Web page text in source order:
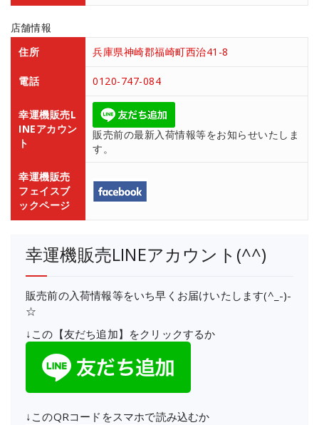
店舗情報
住所
兵庫県神崎郡福崎町西治41-8
電話 0120-747-084
幸運機販売L
INEアカウン
ト
販売前の最新入荷情報等をお知らせいたしま
す。
幸運機販売
フェイスブ
ックページ
幸運機販売LINEアカウント(^^)
販売前の入荷情報等をいち早くお届けいたします(^_-)-
☆
↓この【友だち追加】をクリックするか
↓このQRコードをスマホで読み込むか